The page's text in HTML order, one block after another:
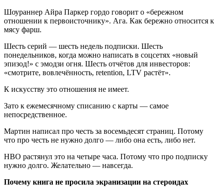
Шоураннер Айра Паркер гордо говорит о «бережном
отношении к первоисточнику». Ага. Как бережно относится к
мясу фарш.
Шесть серий — шесть недель подписки. Шесть
понедельников, когда можно написать в соцсетях «новый
эпизод!» с эмодзи огня. Шесть отчётов для инвесторов:
«смотрите, вовлечённость, retention, LTV растёт».
К искусству это отношения не имеет.
Зато к ежемесячному списанию с карты — самое
непосредственное.
Мартин написал про честь за восемьдесят страниц. Потому
что про честь не нужно долго — либо она есть, либо нет.
HBO растянул это на четыре часа. Потому что про подписку
нужно долго. Желательно — навсегда.
Почему книга не просила экранизации на стероидах